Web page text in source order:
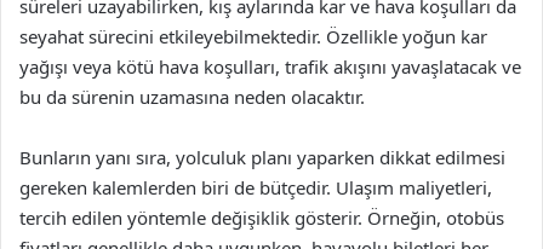
süreleri uzayabilirken, kış aylarında kar ve hava koşulları da
seyahat sürecini etkileyebilmektedir. Özellikle yoğun kar
yağışı veya kötü hava koşulları, trafik akışını yavaşlatacak ve
bu da sürenin uzamasına neden olacaktır.
Bunların yanı sıra, yolculuk planı yaparken dikkat edilmesi
gereken kalemlerden biri de bütçedir. Ulaşım maliyetleri,
tercih edilen yöntemle değişiklik gösterir. Örneğin, otobüs